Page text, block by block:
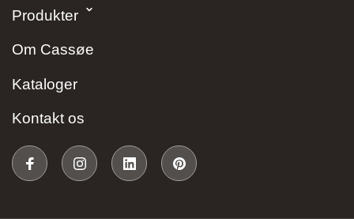
Produkter
Om Cassøe
Kataloger
Kontakt os
Industrivænget 16, 3400 Hillerød, Danmark
JKE Design – Glostrup